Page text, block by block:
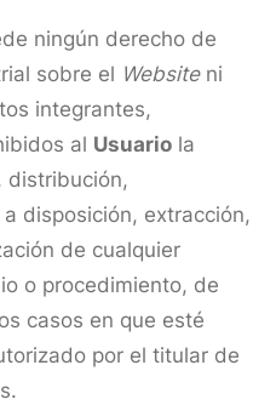
ningún derecho de
sobre el Websiteni
integrantes,
al Usuario la
distribución,
disposición, extracción,
de cualquier
o procedimiento, de
casos en que esté
por el titular de